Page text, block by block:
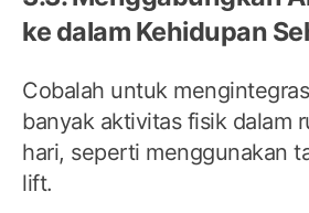
ke dalam Kehidupan
Cobalah untuk
banyak aktivitas fisik dalam
hari, seperti menggunakan
lift.